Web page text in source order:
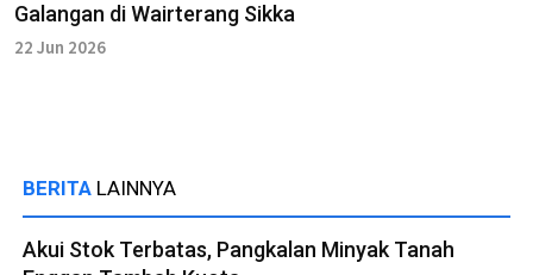
Galangan di Wairterang Sikka
22 Jun 2026
BERITA LAINNYA
Akui Stok Terbatas, Pangkalan Minyak Tanah